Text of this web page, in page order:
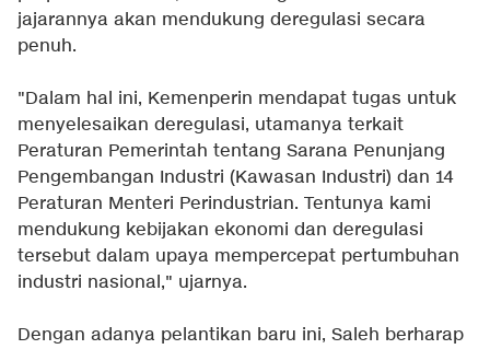
jajarannya akan mendukung deregulasi secara
penuh.
"Dalam hal ini, Kemenperin mendapat tugas untuk
menyelesaikan deregulasi, utamanya terkait
Peraturan Pemerintah tentang Sarana Penunjang
Pengembangan Industri (Kawasan Industri) dan 14
Peraturan Menteri Perindustrian. Tentunya kami
mendukung kebijakan ekonomi dan deregulasi
tersebut dalam upaya mempercepat pertumbuhan
industri nasional," ujarnya.
Dengan adanya pelantikan baru ini, Saleh berharap